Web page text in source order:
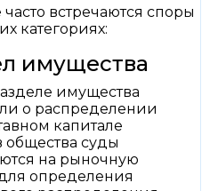
встречаются споры
категориях:
имущества
имущества
о распределении
капитале
общества суды
на рыночную
определения